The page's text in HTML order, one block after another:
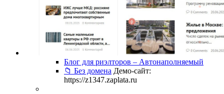
Блог для риэлторов – Автонаполняемый
📁 Без домена Демо-сайт:
https://z1347.zaplata.ru